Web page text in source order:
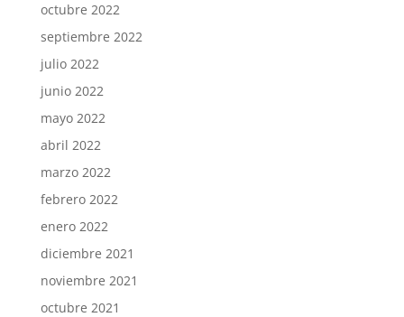
octubre 2022
septiembre 2022
julio 2022
junio 2022
mayo 2022
abril 2022
marzo 2022
febrero 2022
enero 2022
diciembre 2021
noviembre 2021
octubre 2021